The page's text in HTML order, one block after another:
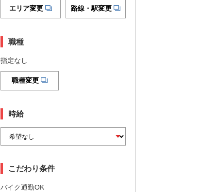
エリア変更 路線・駅変更
職種
指定なし
職種変更
時給
こだわり条件
バイク通勤OK